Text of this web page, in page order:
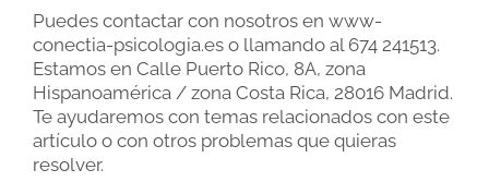
Puedes contactar con nosotros en www-
conectia-psicologia.es o llamando al 674 241513.
Estamos en Calle Puerto Rico, 8A, zona
Hispanoamérica / zona Costa Rica, 28016 Madrid.
Te ayudaremos con temas relacionados con este
artículo o con otros problemas que quieras
resolver.